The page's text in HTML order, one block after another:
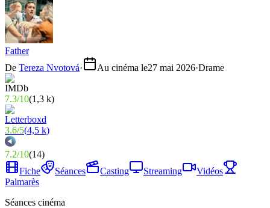
Father
De Tereza Nvotová· Au cinéma le27 mai 2026·Drame
7.3/10(1,3 k)
3.6/5(4,5 k)
7.2/10(14)
Fiche
Séances Casting Streaming
Vidéos
Palmarès
Séances cinéma